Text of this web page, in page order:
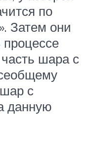
по
Затем они
процессе
шара с
с
данную